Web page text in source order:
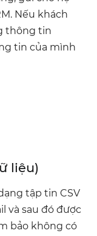
Nếu khách
thông tin
tin của mình
liệu)
tập tin CSV
và sau đó được
bảo không có